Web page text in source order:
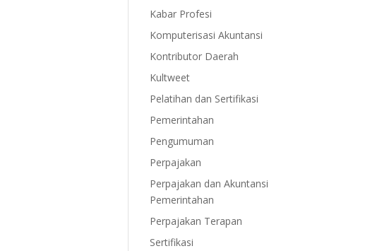
Kabar Profesi
Komputerisasi Akuntansi
Kontributor Daerah
Kultweet
Pelatihan dan Sertifikasi
Pemerintahan
Pengumuman
Perpajakan
Perpajakan dan Akuntansi
Pemerintahan
Perpajakan Terapan
Sertifikasi